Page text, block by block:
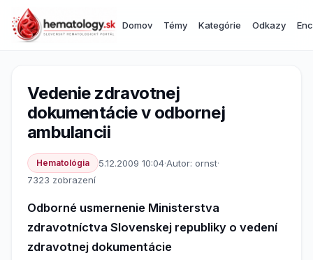
Domov Témy Kategórie Odkazy
Vedenie zdravotnej
dokumentácie v odbornej
ambulancii
Hematológia 5.12.2009 10:04·Autor: ornst·
7323 zobrazení
Odborné usmernenie Ministerstva
zdravotníctva Slovenskej republiky o vedení
zdravotnej dokumentácie